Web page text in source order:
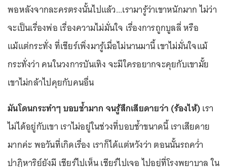
พอหลังจากละครตรงนั้นไปแล้ว...เรามารู้ว่าเขาหนักมาก ไม่ว่า
จะเป็นเรื่องพ่อ เรื่องความไม่มั่นใจ เรื่องการถูกบูลลี่ หรือ
แม้แต่กระทั่ง ที่เชียร์เพิ่งมารู้เมื่อไม่นานมานี้ เขาไม่มั่นใจแม้
กระทั่งว่า คนในวงการบันเทิง จะมีใครอยากจะคุยกับเขามั้ย
เขาไม่กล้าไปคุยกับคนอื่น
มันโดนกระทำๆ บอบช้ำมาก จนรู้สึกเสียดายว่า (ร้องไห้)เรา
ไม่ได้อยู่กับเขา เราไม่อยู่ในช่วงที่บอบช้ำขนาดนี้ เราเสียดาย
มากค่ะ พอวันที่เกิดเรื่อง เราก็ได้แต่หวังว่า ตอนนั้นรถคว่ำ
ปาฏิหาริย์ยังมี เชียร์ไปเห็น เชียร์ไปเจอ ไปอยู่ที่โรงพยาบาล ใน